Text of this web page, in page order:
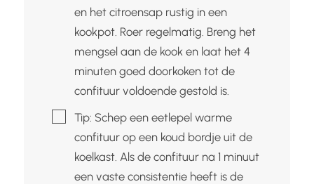
en het citroensap rustig in een
kookpot. Roer regelmatig. Breng het
mengsel aan de kook en laat het 4
minuten goed doorkoken tot de
confituur voldoende gestold is.
▢
Tip: Schep een eetlepel warme
confituur op een koud bordje uit de
koelkast. Als de confituur na 1 minuut
een vaste consistentie heeft is de